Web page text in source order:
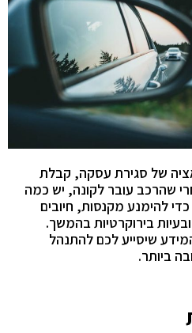
של סגירת עסקה, קבלת
שהרכב עובר לקונה, יש כמה
להימנע מקנסות, חיובים
בירוקרטיות בהמשך.
שיסייע לכם להתנהל
ביותר.